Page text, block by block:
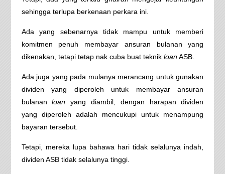
sehingga terlupa berkenaan perkara ini.
Ada yang sebenarnya tidak mampu untuk memberi
komitmen penuh membayar ansuran bulanan yang
dikenakan, tetapi tetap nak cuba buat teknik loanASB.
Ada juga yang pada mulanya merancang untuk gunakan
dividen yang diperoleh untuk membayar ansuran
bulananloan yang diambil, dengan harapan dividen
yang diperoleh adalah mencukupi untuk menampung
bayaran tersebut.
Tetapi, mereka lupa bahawa hari tidak selalunya indah,
dividen ASB tidak selalunya tinggi.